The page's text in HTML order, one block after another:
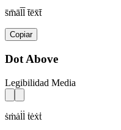
s̄m̄āl̄l̄ t̄ēx̄t̄
Copiar
Dot Above
Legibilidad Media
ṡṁȧl̇l̇ ṫėẋṫ